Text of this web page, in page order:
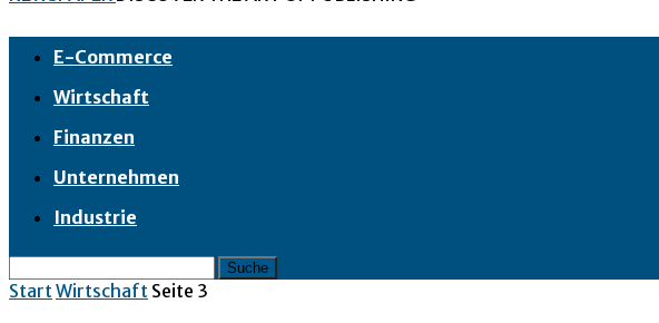
E-Commerce
Wirtschaft
Finanzen
Unternehmen
Industrie
Start Wirtschaft Seite 3